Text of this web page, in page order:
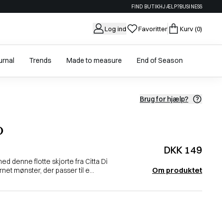
FIND BUTIKHJÆLP?BUSINESS
Log ind Favoritter Kurv(0)
Trends Made to measure End of Season
Brug for hjælp?
DKK 149
denne flotte skjorte fra Citta Di
mønster, der passer til e...
Om produktet